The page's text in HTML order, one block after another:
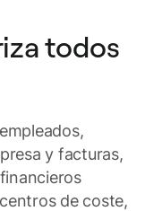
todos
y facturas,
de coste,